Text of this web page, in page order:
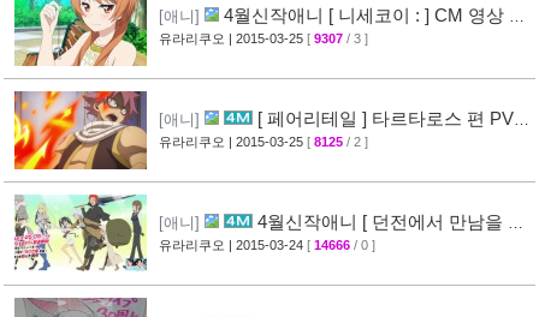
[애니]
4월신작애니 [ 니세코이 : ] CM 영상 공
개 [47]
유라리쿠오 | 2015-03-25 [ 9307 / 3 ]
[애니]
[ 페어리테일 ] 타르타로스 편 PV
영상 공개 ( FAIRY TAIL ) [32]
유라리쿠오 | 2015-03-25 [ 8125 / 2 ]
[애니]
4월신작애니 [ 던전에서 만남을 추
구하면 안되는 걸까? ] 2차 PV 영상 공개
유라리쿠오 | 2015-03-24 [ 14666 / 0 ]